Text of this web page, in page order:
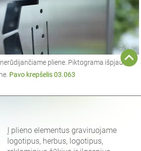
pliene. Piktograma išpjauta
Pavo krepšelis 03.063
Į plieno elementus graviruojame
logotipus, herbus, logotipus,